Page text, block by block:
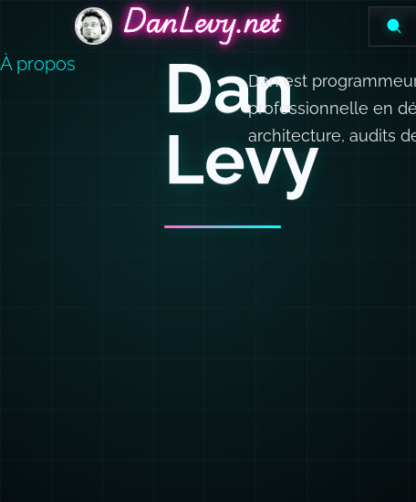
DanLevy.netDanLevy.net
DanLevy.net
À propos
Dan
Levy
Dan est
professionnelle en
architecture, audits